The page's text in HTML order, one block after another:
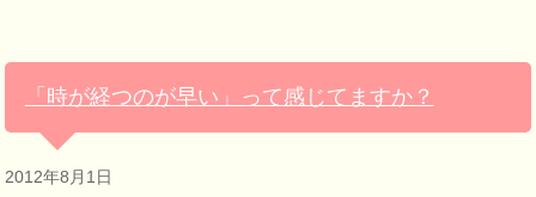
「時が経つのが早い」って感じてますか？
2012年8月1日